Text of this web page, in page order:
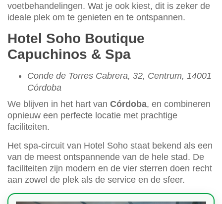
voetbehandelingen. Wat je ook kiest, dit is zeker de
ideale plek om te genieten en te ontspannen.
Hotel Soho Boutique
Capuchinos & Spa
Conde de Torres Cabrera, 32, Centrum, 14001
Córdoba
We blijven in het hart van Córdoba, en combineren
opnieuw een perfecte locatie met prachtige
faciliteiten.
Het spa-circuit van Hotel Soho staat bekend als een
van de meest ontspannende van de hele stad. De
faciliteiten zijn modern en de vier sterren doen recht
aan zowel de plek als de service en de sfeer.